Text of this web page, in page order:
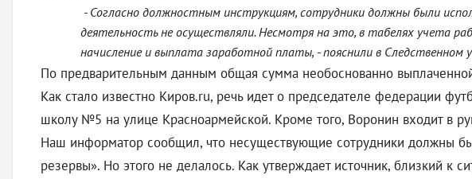
- Согласно должностным инструкциям, сотрудники должны были
деятельность не осуществляли. Несмотря на это, в табелях учета
начисление и выплата заработной платы, - пояснили в Следственном
По предварительным данным общая сумма необоснованно
Как стало известно Киров.ru, речь идет о председателе федерации
школу №5 на улице Красноармейской. Кроме того, Воронин входит в
Наш информатор сообщил, что несуществующие сотрудники должны
резервы». Но этого не делалось. Как утверждает источник, близкий к